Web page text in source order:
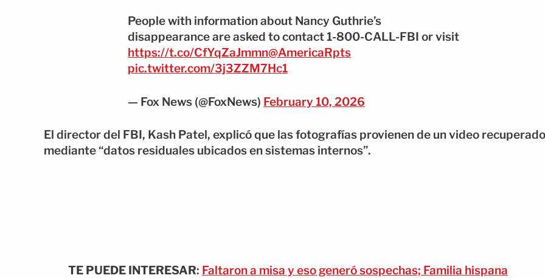
People with information about Nancy Guthrie’s
disappearance are asked to contact 1-800-CALL-FBI or visit
https://t.co/CfYqZaJmmn@AmericaRpts
pic.twitter.com/3j3ZZM7Hc1
— Fox News (@FoxNews) February 10, 2026
El director del FBI, Kash Patel, explicó que las fotografías provienen de un video recuperado
mediante “datos residuales ubicados en sistemas internos”.
TE PUEDE INTERESAR: Faltaron a misa y eso generó sospechas; Familia hispana